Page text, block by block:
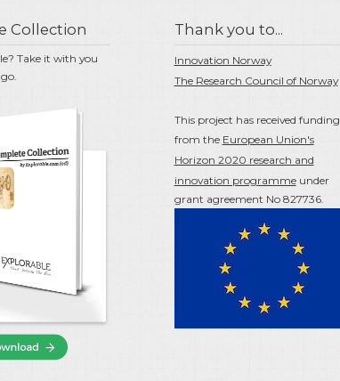
Collection
Take it with you
Thank you to...
Innovation Norway
The Research Council of Norway
This project has received funding
from the European Union's
Horizon 2020 research and
innovation programmeunder
grant agreement No 827736.